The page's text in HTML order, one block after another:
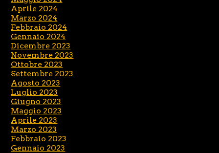
Aprile 2024
Marzo 2024
Febbraio 2024
Gennaio 2024
Dicembre 2023
Novembre 2023
Ottobre 2023
Settembre 2023
Agosto 2023
Luglio 2023
Giugno 2023
Maggio 2023
Aprile 2023
Marzo 2023
Febbraio 2023
Gennaio 2023